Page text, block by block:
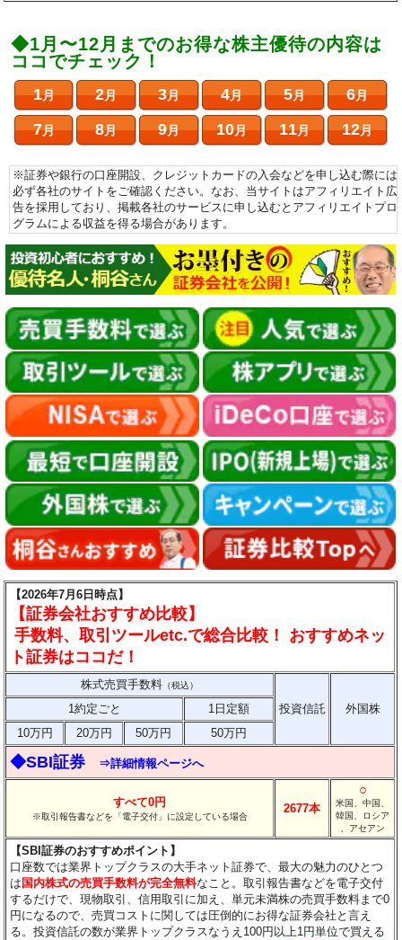
◆1月〜12月までのお得な株主優待の内容は
ココでチェック！
1月 2月 3月 4月 5月 6月
7月 8月 9月 10月 11月 12月
※証券や銀行の口座開設、クレジットカードの入会などを申し込む際には
必ず各社のサイトをご確認ください。なお、当サイトはアフィリエイト広
告を採用しており、掲載各社のサービスに申し込むとアフィリエイトプロ
グラムによる収益を得る場合があります。
【2026年7月6日時点】
【証券会社おすすめ比較】
手数料、取引ツールetc.で総合比較！ おすすめネッ
ト証券はココだ！
株式売買手数料 （税込）
投資信託 外国株
1約定ごと
1日定額
10万円
20万円 50万円 50万円
◆SBI証券 ⇒詳細情報ページへ
すべて0円
※取引報告書などを「電子交付」に設定している場合
2677本
○
米国、中国、
韓国、ロシア
、アセアン
【SBI証券のおすすめポイント】
口座数では業界トップクラスの大手ネット証券で、最大の魅力のひとつ
は 国内株式の売買手数料が完全無料なこと。取引報告書などを電子交付
するだけで、現物取引、信用取引に加え、単元未満株の売買手数料まで0
円になるので、売買コストに関しては圧倒的にお得な証券会社と言え
る。投資信託の数が業界トップクラスなうえ100円以上1円単位で買える